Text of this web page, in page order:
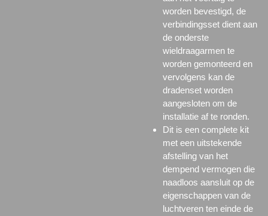
worden bevestigd, de
verbindingsset dient aan
de onderste
wieldraagarmen te
worden gemonteerd en
vervolgens kan de
dradenset worden
aangesloten om de
installatie af te ronden.
Dit is een complete kit
met een uitstekende
afstelling van het
dempend vermogen die
naadloos aansluit op de
eigenschappen van de
luchtveren ten einde de